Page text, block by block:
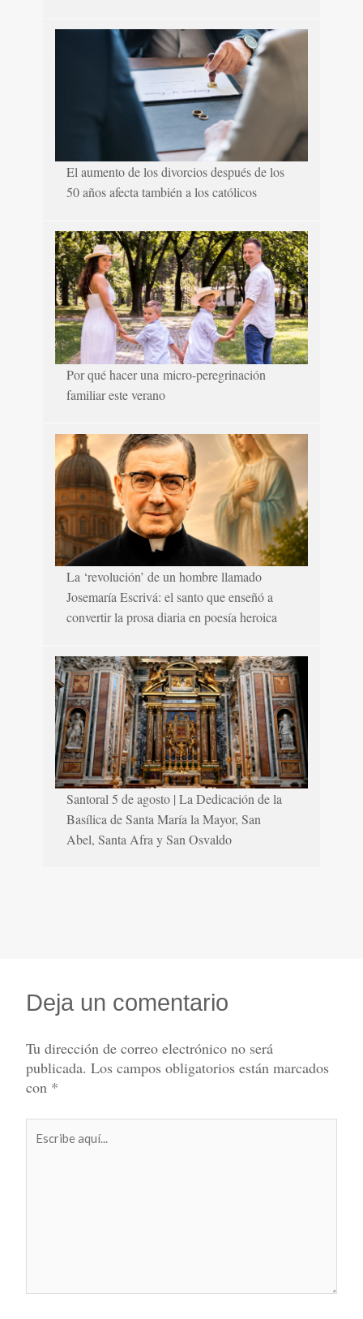
El aumento de los divorcios después de los
50 años afecta también a los católicos
Por qué hacer una micro-peregrinación
familiar este verano
La ‘revolución’ de un hombre llamado
Josemaría Escrivá: el santo que enseñó a
convertir la prosa diaria en poesía heroica
Santoral 5 de agosto | La Dedicación de la
Basílica de Santa María la Mayor, San
Abel, Santa Afra y San Osvaldo
Deja un comentario
Tu dirección de correo electrónico no será
publicada. Los campos obligatorios están marcados
con *
aquí...